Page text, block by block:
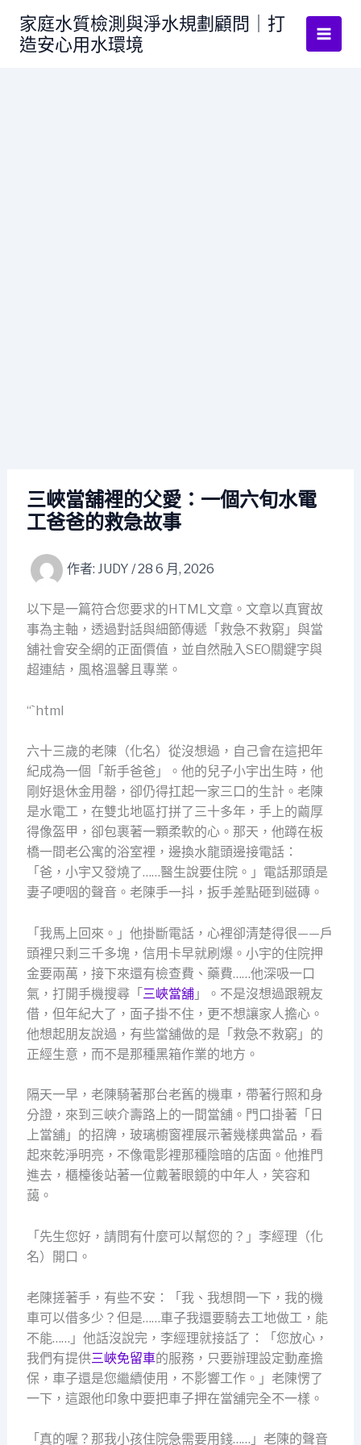
家庭水質檢測與淨水規劃顧問｜打
造安心用水環境
三峽當舖裡的父愛：一個六旬水電
工爸爸的救急故事
作者: JUDY /28 6 月, 2026
以下是一篇符合您要求的HTML文章。文章以真實故
事為主軸，透過對話與細節傳遞「救急不救窮」與當
舖社會安全網的正面價值，並自然融入SEO關鍵字與
超連結，風格溫馨且專業。
“`html
六十三歲的老陳（化名）從沒想過，自己會在這把年
紀成為一個「新手爸爸」。他的兒子小宇出生時，他
剛好退休金用罄，卻仍得扛起一家三口的生計。老陳
是水電工，在雙北地區打拼了三十多年，手上的繭厚
得像盔甲，卻包裹著一顆柔軟的心。那天，他蹲在板
橋一間老公寓的浴室裡，邊換水龍頭邊接電話：
「爸，小宇又發燒了……醫生說要住院。」電話那頭是
妻子哽咽的聲音。老陳手一抖，扳手差點砸到磁磚。
「我馬上回來。」他掛斷電話，心裡卻清楚得很——戶
頭裡只剩三千多塊，信用卡早就刷爆。小宇的住院押
金要兩萬，接下來還有檢查費、藥費……他深吸一口
氣，打開手機搜尋「 三峽當舖」。不是沒想過跟親友
借，但年紀大了，面子掛不住，更不想讓家人擔心。
他想起朋友說過，有些當舖做的是「救急不救窮」的
正經生意，而不是那種黑箱作業的地方。
隔天一早，老陳騎著那台老舊的機車，帶著行照和身
分證，來到三峽介壽路上的一間當舖。門口掛著「日
上當舖」的招牌，玻璃櫥窗裡展示著幾樣典當品，看
起來乾淨明亮，不像電影裡那種陰暗的店面。他推門
進去，櫃檯後站著一位戴著眼鏡的中年人，笑容和
藹。
「先生您好，請問有什麼可以幫您的？」李經理（化
名）開口。
老陳搓著手，有些不安：「我、我想問一下，我的機
車可以借多少？但是……車子我還要騎去工地做工，能
不能……」他話沒說完，李經理就接話了：「您放心，
我們有提供三峽免留車的服務，只要辦理設定動產擔
保，車子還是您繼續使用，不影響工作。」老陳愣了
一下，這跟他印象中要把車子押在當舖完全不一樣。
「真的喔？那我小孩住院急需要用錢……」老陳的聲音